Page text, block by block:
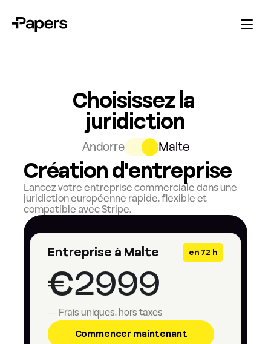
Choisissez la
juridiction
Andorre Malte
Création d'entreprise
Lancez votre entreprise commerciale dans une
juridiction européenne rapide, flexible et
compatible avec Stripe.
Entreprise à Malte en 72 h
€2999
— Frais uniques, hors taxes
Commencer maintenant